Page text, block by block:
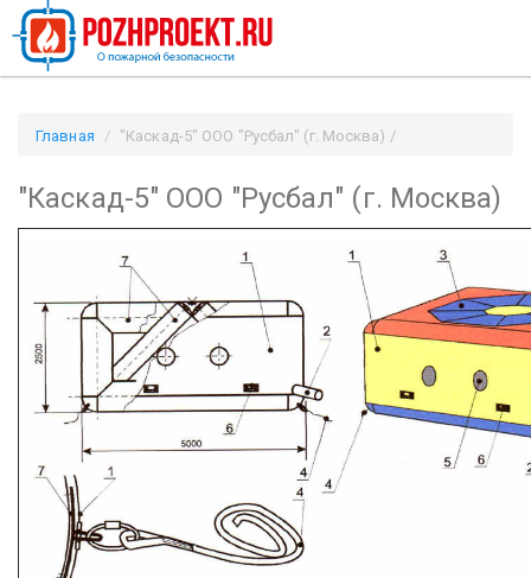
Главная
"Каскад-5" ООО "Русбал" (г. Москва) /
"Каскад-5" ООО "Русбал" (г. Москва)